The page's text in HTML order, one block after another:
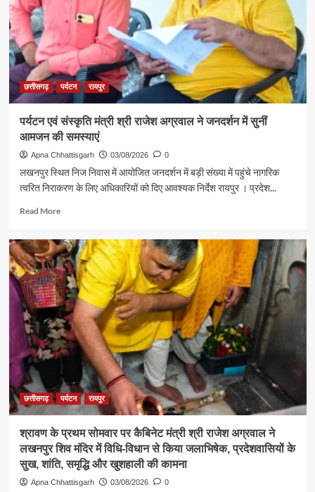
मंत्री
गजेंद्र
यादव
ने
की
छत्तीसगढ़ पर्यटन रायपुर
पर्यटन एवं संस्कृति मंत्री श्री राजेश अग्रवाल ने जनदर्शन में सुनीं
आमजन की समस्याएं
Apna Chhattisgarh 03/08/2026 0
लखनपुर स्थित निज निवास में आयोजित जनदर्शन में बड़ी संख्या में पहुंचे नागरिक
त्वरित निराकरण के लिए अधिकारियों को दिए आवश्यक निर्देश रायपुर । प्रदेश...
Read MoreRead
पर्यटन
एवं
संस्कृति
मंत्री
श्री
राजेश
अग्रवाल
ने
जनदर्शन
सुनीं
आमजन
की
छत्तीसगढ़ पर्यटन रायपुर
श्रावण के प्रथम सोमवार पर कैबिनेट मंत्री श्री राजेश अग्रवाल ने
लखनपुर शिव मंदिर में विधि-विधान से किया जलाभिषेक, प्रदेशवासियों के
सुख, शांति, समृद्धि और खुशहाली की कामना
Apna Chhattisgarh 03/08/2026 0